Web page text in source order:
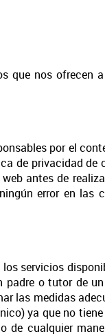
que nos ofrecen
por el
de privacidad
antes de
error en las
servicios
padre o tutor de
las medidas
ya que no
cualquier